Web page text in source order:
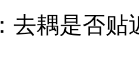
去耦是否贴